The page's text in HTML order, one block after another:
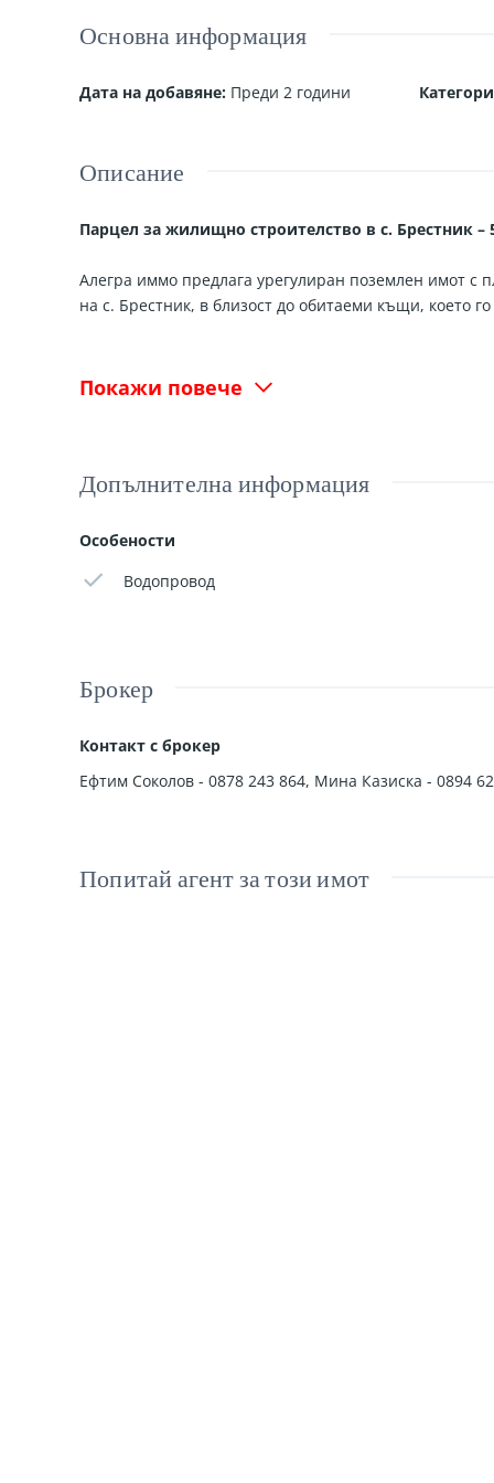
Основна информация
Дата на добавяне: Преди 2 години
Описание
Парцел за жилищно строителство в с. Брестник –
Алегра иммо предлага урегулиран поземлен имот
на с. Брестник, в близост до обитаеми къщи, което
Подходящ за строителство на дом с просторен
Имотът съчетава спокойствието на селската
За повече информация и оглед можете да се
Покажи повече
Допълнителна информация
Особености
Водопровод
Брокер
Контакт с брокер
Ефтим Соколов - 0878 243 864, Мина Казиска - 0894
Попитай агент за този имот